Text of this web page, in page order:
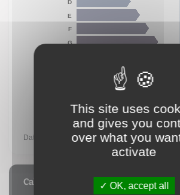
A
logement extrêmement
Calculez vos mensualités
This site uses
and gives you
over what you
activate
OK, accept all